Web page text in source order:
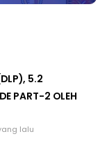
5.2
PART-2 OLEH
lalu